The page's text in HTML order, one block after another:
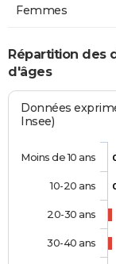
Femmes
Répartition des
d'âges
Données
Insee)
Moins de 10 ans
10-20 ans
20-30 ans
30-40 ans